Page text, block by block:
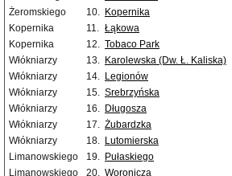
Żeromskiego
10. Kopernika
Kopernika
11. Łąkowa
Kopernika
12. Tobaco Park
Włókniarzy
13. Karolewska (Dw. Ł. Kaliska)
Włókniarzy
14. Legionów
Włókniarzy
15. Srebrzyńska
Włókniarzy
16. Długosza
Włókniarzy
17. Żubardzka
Włókniarzy
18. Lutomierska
Limanowskiego
19. Pułaskiego
Limanowskiego
20. Woronicza